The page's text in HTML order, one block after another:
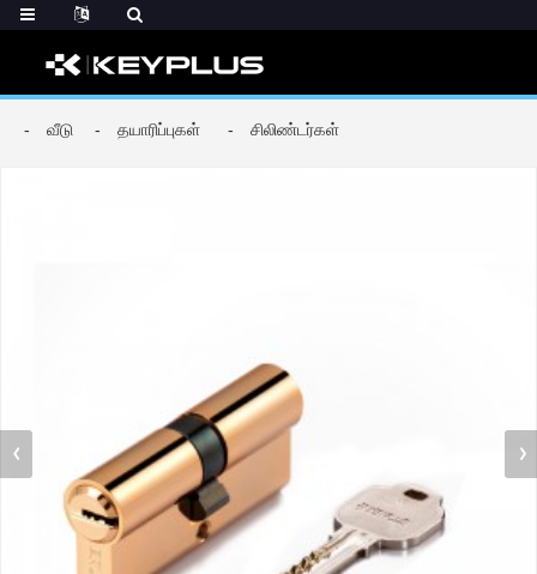
வீடு தயாரிப்புகள் சிலிண்டர்கள்